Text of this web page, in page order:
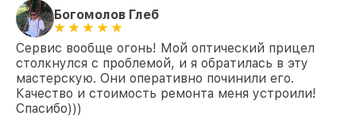
Богомолов Глеб
Сервис вообще огонь! Мой оптический прицел
столкнулся с проблемой, и я обратилась в эту
мастерскую. Они оперативно починили его.
Качество и стоимость ремонта меня устроили!
Спасибо)))